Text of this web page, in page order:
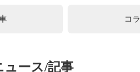
コ
ュース/記事